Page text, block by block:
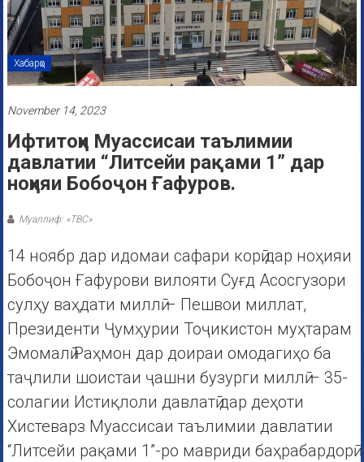
Хабарҳо
November 14, 2023
Ифтитоҳи Муассисаи таълимии
давлатии “Литсейи рақами 1” дар
ноҳияи Бобоҷон Ғафуров.
Муаллиф: «ТВС»
14 ноябр дар идомаи сафари корӣ дар ноҳияи
Бобоҷон Ғафурови вилояти Суғд Асосгузори
сулҳу ваҳдати миллӣ – Пешвои миллат,
Президенти Ҷумҳурии Тоҷикистон муҳтарам
Эмомалӣ Раҳмон дар доираи омодагиҳо ба
таҷлили шоистаи ҷашни бузурги миллӣ – 35-
солагии Истиқлоли давлатӣ дар деҳоти
Хистеварз Муассисаи таълимии давлатии
“Литсейи рақами 1”-ро мавриди баҳрабардорӣ